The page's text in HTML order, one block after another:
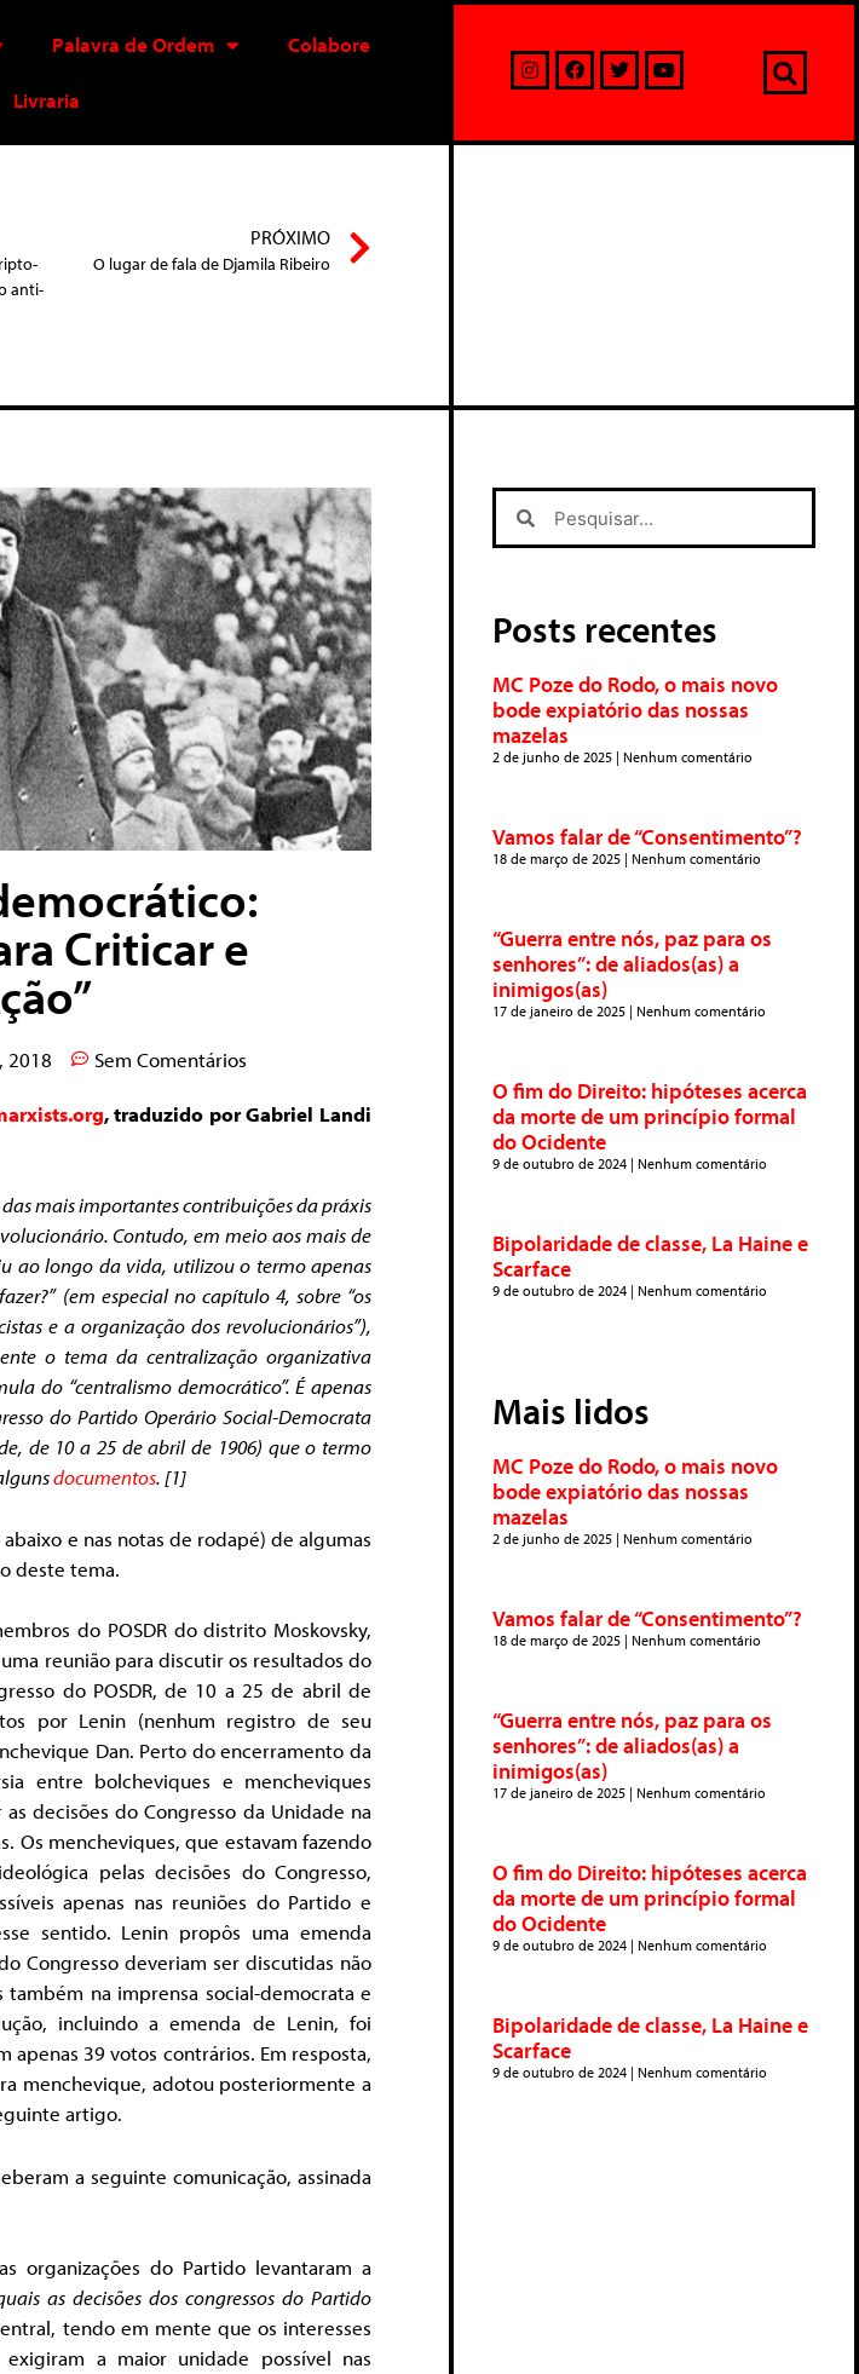
Palavra de Ordem Colabore
Livraria
anti-
PRÓXIMO
O lugar de fala de Djamila Ribeiro
Criticar e
2018 Sem Comentários
, traduzido por Gabriel Landi
mais importantes contribuições da práxis
Contudo, em meio aos mais de
ao longo da vida, utilizou o termo apenas
(em especial no capítulo 4, sobre “os
e a organização dos revolucionários”),
o tema da centralização organizativa
do “centralismo democrático”. É apenas
do Partido Operário Social-Democrata
de 10 a 25 de abril de 1906) que o termo
documentos. [1]
e nas notas de rodapé) de algumas
deste tema.
do POSDR do distrito Moskovsky,
reunião para discutir os resultados do
do POSDR, de 10 a 25 de abril de
por Lenin (nenhum registro de seu
Dan. Perto do encerramento da
entre bolcheviques e mencheviques
decisões do Congresso da Unidade na
Os mencheviques, que estavam fazendo
pelas decisões do Congresso,
apenas nas reuniões do Partido e
sentido. Lenin propôs uma emenda
Congresso deveriam ser discutidas não
na imprensa social-democrata e
incluindo a emenda de Lenin, foi
apenas 39 votos contrários. Em resposta,
menchevique, adotou posteriormente a
artigo.
a seguinte comunicação, assinada
organizações do Partido levantaram a
as decisões dos congressos do Partido
tendo em mente que os interesses
a maior unidade possível nas
Posts recentes
MC Poze do Rodo, o mais novo
bode expiatório das nossas
mazelas
2 de junho de 2025 Nenhum comentário
Vamos falar de “Consentimento”?
18 de março de 2025 Nenhum comentário
“Guerra entre nós, paz para os
senhores”: de aliados(as) a
inimigos(as)
17 de janeiro de 2025 Nenhum comentário
O fim do Direito: hipóteses acerca
da morte de um princípio formal
do Ocidente
9 de outubro de 2024 Nenhum comentário
Bipolaridade de classe, La Haine e
Scarface
9 de outubro de 2024 Nenhum comentário
Mais lidos
MC Poze do Rodo, o mais novo
bode expiatório das nossas
mazelas
2 de junho de 2025 Nenhum comentário
Vamos falar de “Consentimento”?
18 de março de 2025 Nenhum comentário
“Guerra entre nós, paz para os
senhores”: de aliados(as) a
inimigos(as)
17 de janeiro de 2025 Nenhum comentário
O fim do Direito: hipóteses acerca
da morte de um princípio formal
do Ocidente
9 de outubro de 2024 Nenhum comentário
Bipolaridade de classe, La Haine e
Scarface
9 de outubro de 2024 Nenhum comentário